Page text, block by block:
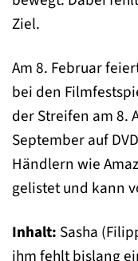
Ziel.
Am 8. Februar
bei den
der Streifen am 8.
September auf
Händlern wie
gelistet und kann
Inhalt: Sasha
ihm fehlt bislang